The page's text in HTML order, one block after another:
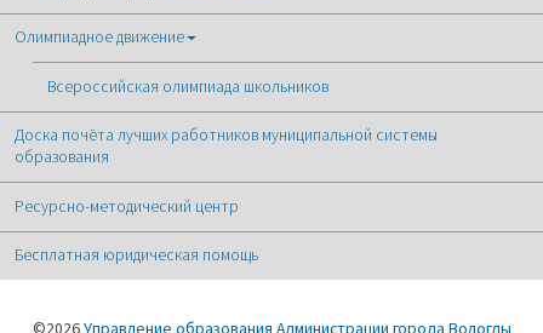
Олимпиадное движение
Всероссийская олимпиада школьников
Доска почёта лучших работников муниципальной системы
образования
Ресурсно-методический центр
Бесплатная юридическая помощь
©2026Управление образования Администрации города Вологды